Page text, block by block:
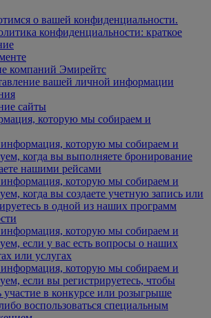
о вашей конфиденциальности.
конфиденциальности: краткое
компаний Эмирейтс
вашей личной информации
сайты
которую мы собираем и
которую мы собираем и
когда вы выполняете бронирование
нашими рейсами
которую мы собираем и
когда вы создаете учетную запись или
в одной из наших программ
которую мы собираем и
если у вас есть вопросы о наших
или услугах
которую мы собираем и
если вы регистрируетесь, чтобы
участие в конкурсе или розыгрыше
воспользоваться специальным